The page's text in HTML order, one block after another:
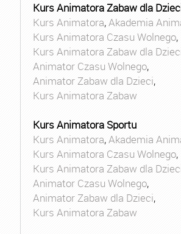
Kurs Animatora Zabaw dla
Kurs Animatora,Akademia
Kurs Animatora Czasu Wolnego,
Kurs Animatora Zabaw dla
Animator Czasu Wolnego,
Animator Zabaw dla Dzieci,
Kurs Animatora Zabaw
Kurs Animatora Sportu
Kurs Animatora,Akademia
Kurs Animatora Czasu Wolnego,
Kurs Animatora Zabaw dla
Animator Czasu Wolnego,
Animator Zabaw dla Dzieci,
Kurs Animatora Zabaw